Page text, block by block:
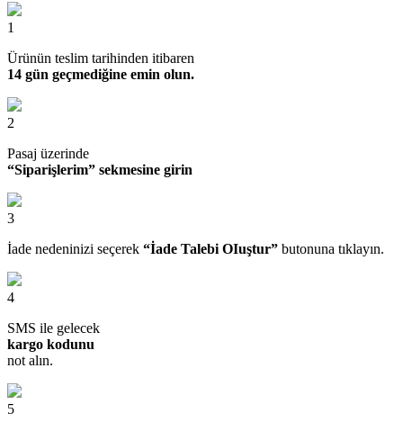
1
Ürünün teslim tarihinden itibaren
14 gün geçmediğine emin olun.
2
Pasaj üzerinde
“Siparişlerim” sekmesine girin
3
İade nedeninizi seçerek “İade Talebi OIuştur” butonuna tıklayın.
4
SMS ile gelecek
kargo kodunu
not alın.
5